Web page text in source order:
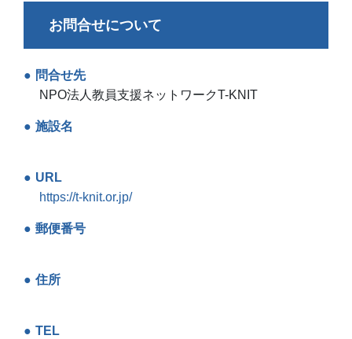
お問合せについて
問合せ先
NPO法人教員支援ネットワークT-KNIT
施設名
URL
https://t-knit.or.jp/
郵便番号
住所
TEL